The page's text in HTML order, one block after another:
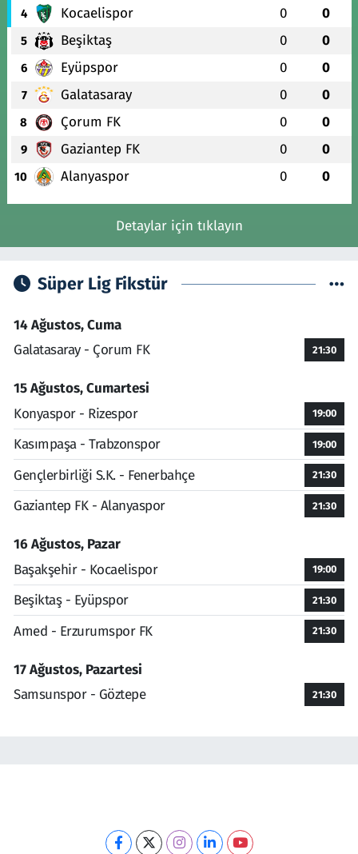
4 Kocaelispor 0 0
5 Beşiktaş 0 0
6 Eyüpspor 0 0
7 Galatasaray 0 0
8 Çorum FK 0 0
9 Gaziantep FK 0 0
10 Alanyaspor 0 0
Detaylar için tıklayın
Süper Lig Fikstür
14 Ağustos, Cuma
Galatasaray - Çorum FK
21:30
15 Ağustos, Cumartesi
Konyaspor - Rizespor
19:00
Kasımpaşa - Trabzonspor 19:00
Gençlerbirliği S.K. - Fenerbahçe 21:30
Gaziantep FK - Alanyaspor 21:30
16 Ağustos, Pazar
Başakşehir - Kocaelispor
19:00
Beşiktaş - Eyüpspor 21:30
Amed - Erzurumspor FK 21:30
17 Ağustos, Pazartesi
Samsunspor - Göztepe
21:30